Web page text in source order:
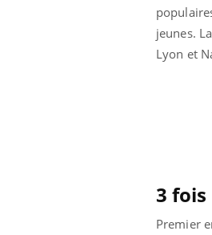
jeunes.
Lyon et
3
Premier